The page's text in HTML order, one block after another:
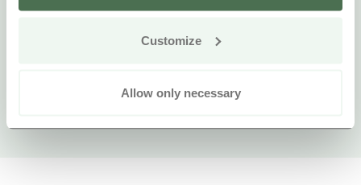
Customize
Allow only necessary